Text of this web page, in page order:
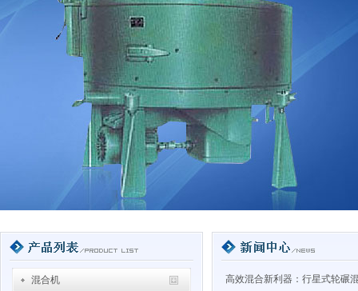
混合机 高效混合新利器：行星式轮碾